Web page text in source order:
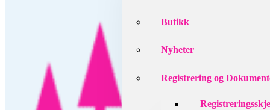
Butikk
Nyheter
Registrering og